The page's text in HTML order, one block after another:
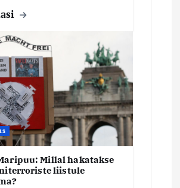
Millal hakatakse
liistule